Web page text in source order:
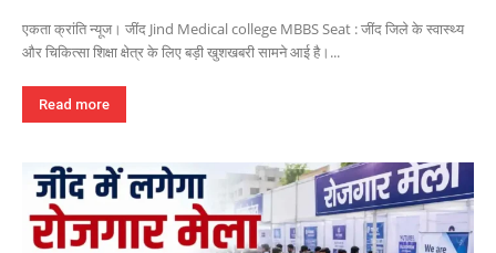
एकता क्रांति न्यूज। जींद Jind Medical college MBBS Seat : जींद जिले के स्वास्थ्य
और चिकित्सा शिक्षा क्षेत्र के लिए बड़ी खुशखबरी सामने आई है।...
Read more